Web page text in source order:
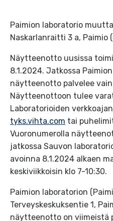
Paimion laboratorio
Naskarlanraitti 3 a, Paimio
Näytteenotto uusissa
8.1.2024. Jatkossa
näytteenotto palvelee
Näytteenottoon tulee
Laboratorioiden
tyks.vihta.com tai
Vuoronumerolla
jatkossa Sauvon
avoinna 8.1.2024 alkaen
keskiviikkoisin klo 7-10:30.
Paimion laboratorion
Terveyskeskuksentie 1,
näytteenotto on viimeistä